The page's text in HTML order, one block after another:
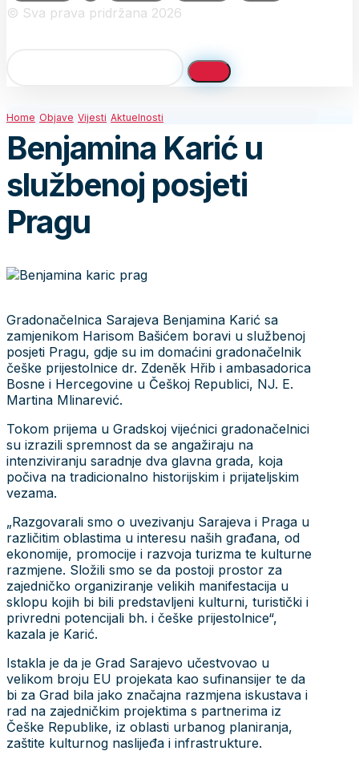
© Sva prava pridržana 2026
Home Objave Vijesti Aktuelnosti
Benjamina Karić u
službenoj posjeti
Pragu
Gradonačelnica Sarajeva Benjamina Karić sa
zamjenikom Harisom Bašićem boravi u službenoj
posjeti Pragu, gdje su im domaćini gradonačelnik
češke prijestolnice dr. Zdeněk Hřib i ambasadorica
Bosne i Hercegovine u Češkoj Republici, NJ. E.
Martina Mlinarević.
Tokom prijema u Gradskoj vijećnici gradonačelnici
su izrazili spremnost da se angažiraju na
intenziviranju saradnje dva glavna grada, koja
počiva na tradicionalno historijskim i prijateljskim
vezama.
„Razgovarali smo o uvezivanju Sarajeva i Praga u
različitim oblastima u interesu naših građana, od
ekonomije, promocije i razvoja turizma te kulturne
razmjene. Složili smo se da postoji prostor za
zajedničko organiziranje velikih manifestacija u
sklopu kojih bi bili predstavljeni kulturni, turistički i
privredni potencijali bh. i češke prijestolnice“,
kazala je Karić.
Istakla je da je Grad Sarajevo učestvovao u
velikom broju EU projekata kao sufinansijer te da
bi za Grad bila jako značajna razmjena iskustava i
rad na zajedničkim projektima s partnerima iz
Češke Republike, iz oblasti urbanog planiranja,
zaštite kulturnog naslijeđa i infrastrukture.